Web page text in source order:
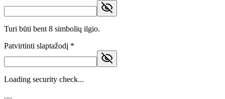
Turi būti bent 8 simbolių ilgio.
Patvirtinti slaptažodį *
Loading security check...